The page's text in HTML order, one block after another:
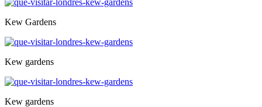
Kew Gardens
Kew gardens
Kew gardens